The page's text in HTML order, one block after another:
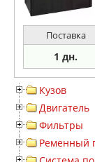
Поставка
1 дн.
Кузов
Двигатель
Фильтры
Ременный